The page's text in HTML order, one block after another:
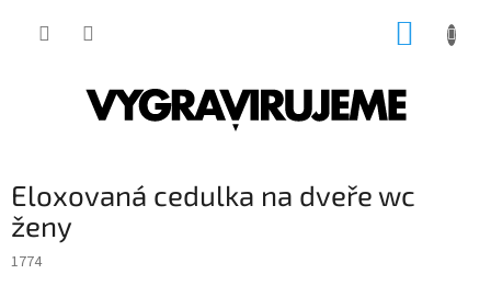
Eloxovaná cedulka na dveře wc
ženy
1774